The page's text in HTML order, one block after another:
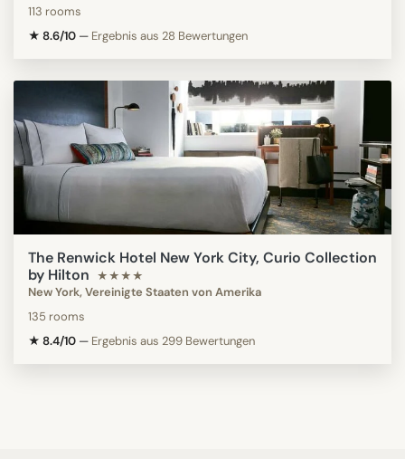
113 rooms
★ 8.6/10 — Ergebnis aus 28 Bewertungen
The Renwick Hotel New York City, Curio Collection
by Hilton
★★★★
New York, Vereinigte Staaten von Amerika
135 rooms
★ 8.4/10 — Ergebnis aus 299 Bewertungen